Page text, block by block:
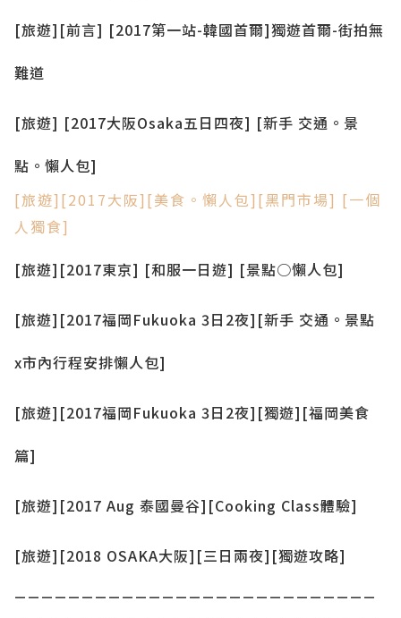
[旅遊][前言] [2017第一站-韓國首爾]獨遊首爾-街拍無
難道
[旅遊] [2017大阪Osaka五日四夜] [新手 交通。景
點。懶人包]
[旅遊][2017大阪][美食。懶人包][黑門市場] [一個
人獨食]
[旅遊][2017東京] [和服一日遊] [景點○懶人包]
[旅遊][2017福岡Fukuoka 3日2夜][新手 交通。景點
x市內行程安排懶人包]
[旅遊][2017福岡Fukuoka 3日2夜][獨遊][福岡美食
篇]
[旅遊][2017 Aug 泰國曼谷][Cooking Class體驗]
[旅遊][2018 OSAKA大阪][三日兩夜][獨遊攻略]